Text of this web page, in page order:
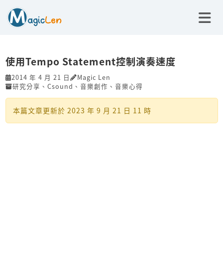
使用Tempo Statement控制演奏速度
2014 年 4 月 21 日
Magic Len
研究分享 、 Csound 、 音樂創作 、 音樂心得
本篇文章更新於 2023 年 9 月 21 日 11 時